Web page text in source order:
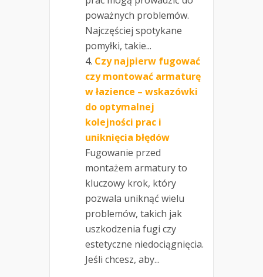
poważnych problemów.
Najczęściej spotykane
pomyłki, takie...
Czy najpierw fugować
czy montować armaturę
w łazience – wskazówki
do optymalnej
kolejności prac i
uniknięcia błędów
Fugowanie przed
montażem armatury to
kluczowy krok, który
pozwala uniknąć wielu
problemów, takich jak
uszkodzenia fugi czy
estetyczne niedociągnięcia.
Jeśli chcesz, aby...